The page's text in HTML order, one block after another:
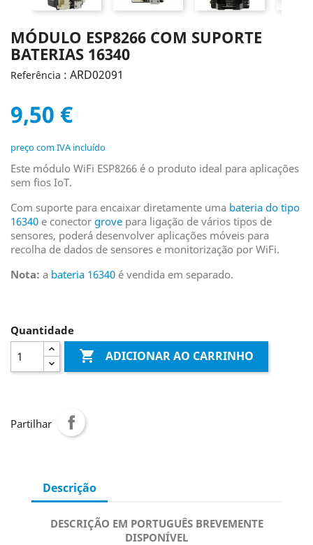
MÓDULO ESP8266 COM SUPORTE
BATERIAS 16340
Referência : ARD02091
9,50 €
preço com IVA incluído
Este módulo WiFi ESP8266 é o produto ideal para aplicações
sem fios IoT.
Com suporte para encaixar diretamente uma bateria do tipo
16340 e conector grove para ligação de vários tipos de
sensores, poderá desenvolver aplicações móveis para
recolha de dados de sensores e monitorização por WiFi.
Nota: a bateria 16340 é vendida em separado.
Quantidade
 ADICIONAR AO CARRINHO
Partilhar
Descrição
DESCRIÇÃO EM PORTUGUÊS BREVEMENTE
DISPONÍVEL